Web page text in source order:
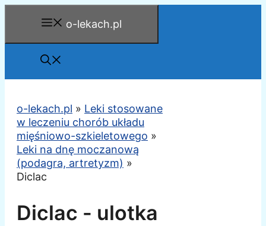
o-lekach.pl
o-lekach.pl » Leki stosowane
w leczeniu chorób układu
mięśniowo-szkieletowego »
Leki na dnę moczanową
(podagra, artretyzm) »
Diclac
Diclac - ulotka